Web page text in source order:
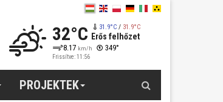
32°C 31.9°C/ 31.9°C
Erős felhőzet
8.17 km/h 349°
Frissítve: 11:56
PROJEKTEK